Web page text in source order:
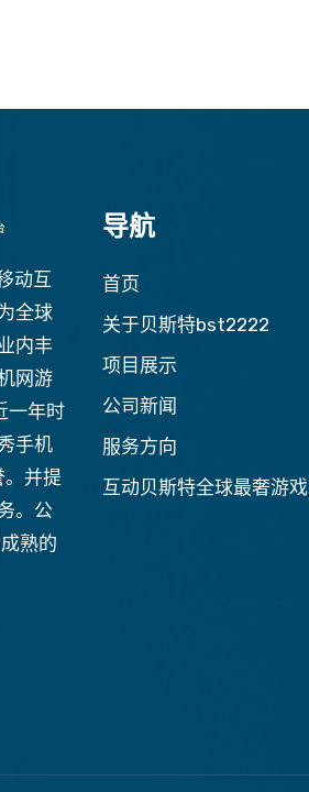
动互
全球
内丰
网游
一年时
手机
。并提
。公
熟的
导航
首页
关于贝斯特bst2222
项目展示
公司新闻
服务方向
互动贝斯特全球最奢游戏